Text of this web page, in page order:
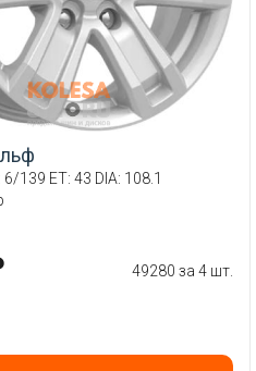
6/139 ET: 43 DIA: 108.1
49280 за 4 шт.